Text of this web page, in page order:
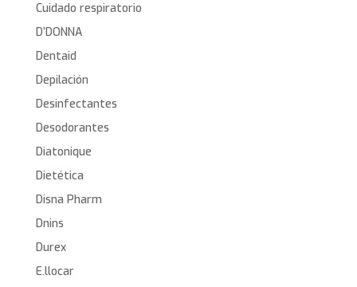
Cuidado respiratorio
D’DONNA
Dentaid
Depilación
Desinfectantes
Desodorantes
Diatonique
Dietética
Disna Pharm
Dnins
Durex
E.llocar